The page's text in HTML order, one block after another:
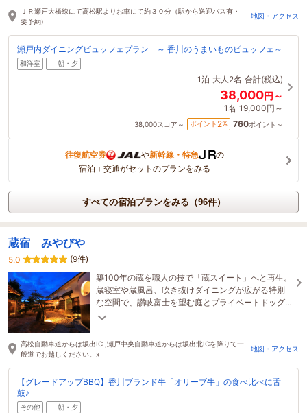
3時間前に予約されました
ＪＲ瀬戸大橋線にて高松駅よりお車にて約３０分（駅から送迎バス有・
要予約)
地図・アクセス
瀬戸内ダイニングビュッフェプラン ～ 香川のうまいものビュッフェ～
和洋室 朝・夕
1泊 大人2名 合計(税込)
38,000円～
1名 19,000円～
38,000スコア～ ポイント 2% 760ポイント～
往復航空券 や新幹線・特急
の
宿泊＋交通がセットのプランをみる
すべての宿泊プランをみる（96件）
蔵宿 みやびや
5.0
(9件)
築100年の蔵を職人の技で「蔵スイート」へと再生。
蔵寝室や蔵風呂、吹き抜けダイニングが広がる特別
な空間で、讃岐富士を望む庭とプライベートドッグ
ランを愛犬と満喫。夕食はBBQや出張料理にも対応
高松自動車道からは坂出IC ,瀬戸中央自動車道からは坂出北ICを降りて一
般道でお越しください。x
地図・アクセス
【グレードアップBBQ】香川ブランド牛「オリーブ牛」の食べ比べに舌
鼓♪
その他 朝・夕